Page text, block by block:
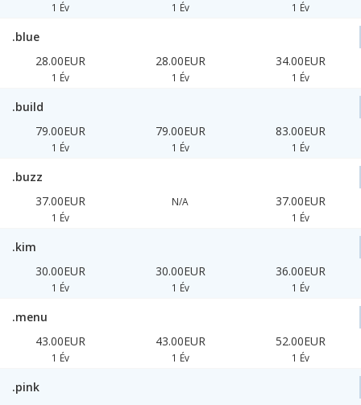
1 Év 1 Év 1 Év
.blue
28.00EUR
1 Év
28.00EUR
1 Év
34.00EUR
1 Év
.build
79.00EUR
1 Év
79.00EUR
1 Év
83.00EUR
1 Év
.buzz
37.00EUR
1 Év
N/A 37.00EUR
1 Év
.kim
30.00EUR
1 Év
30.00EUR
1 Év
36.00EUR
1 Év
.menu
43.00EUR
1 Év
43.00EUR
1 Év
52.00EUR
1 Év
.pink